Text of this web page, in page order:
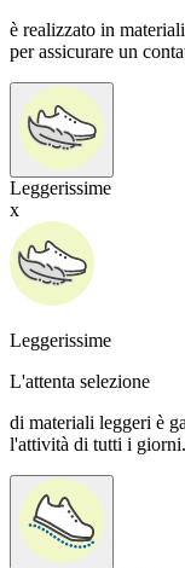
è realizzato in
per assicurare un
Leggerissime
x
Leggerissime
L'attenta selezione
di materiali leggeri è
l'attività di tutti i giorni.